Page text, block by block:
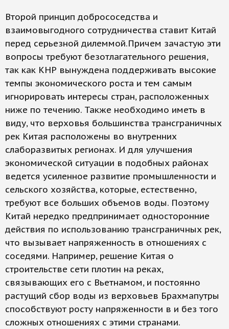
Второй принцип добрососедства и
взаимовыгодного сотрудничества ставит Китай
перед серьезной дилеммой.Причем зачастую эти
вопросы требуют безотлагательного решения,
так как КНР вынуждена поддерживать высокие
темпы экономического роста и тем самым
игнорировать интересы стран, расположенных
ниже по течению. Также необходимо иметь в
виду, что верховья большинства трансграничных
рек Китая расположены во внутренних
слаборазвитых регионах. И для улучшения
экономической ситуации в подобных районах
ведется усиленное развитие промышленности и
сельского хозяйства, которые, естественно,
требуют все больших объемов воды. Поэтому
Китай нередко предпринимает односторонние
действия по использованию трансграничных рек,
что вызывает напряженность в отношениях с
соседями. Например, решение Китая о
строительстве сети плотин на реках,
связывающих его с Вьетнамом, и постоянно
растущий сбор воды из верховьев Брахмапутры
способствуют росту напряженности в и без того
сложных отношениях с этими странами.